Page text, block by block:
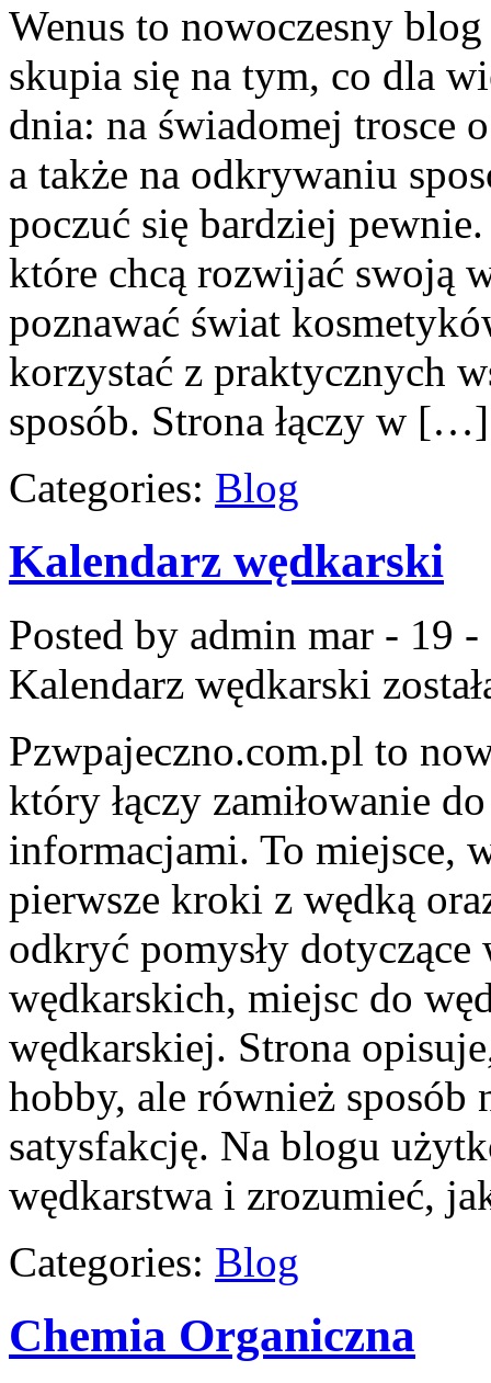
Wenus to nowoczesny
skupia się na tym, co dla
dnia: na świadomej trosce
a także na odkrywaniu
poczuć się bardziej
które chcą rozwijać swoją
poznawać świat
korzystać z praktycznych
sposób. Strona łączy w […]
Categories: Blog
Kalendarz wędkarski
Posted by admin mar - 19 -
Kalendarz wędkarski
Pzwpajeczno.com.pl to
który łączy zamiłowanie
informacjami. To miejsce,
pierwsze kroki z wędką
odkryć pomysły dotyczące
wędkarskich, miejsc do
wędkarskiej. Strona
hobby, ale również sposób
satysfakcję. Na blogu
wędkarstwa i zrozumieć,
Categories: Blog
Chemia Organiczna